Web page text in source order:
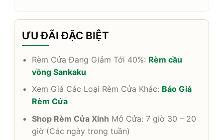
ƯU ĐÃI ĐẶC BIỆT
Rèm Cửa Đang Giảm Tới 40%: Rèm cầu
vồng Sankaku
Xem Giá Các Loại Rèm Cửa Khác: Báo Giá
Rèm Cửa
Shop Rèm Cửa Xinh Mở Cửa: 7 giờ 30 – 20
giờ (Các ngày trong tuần)